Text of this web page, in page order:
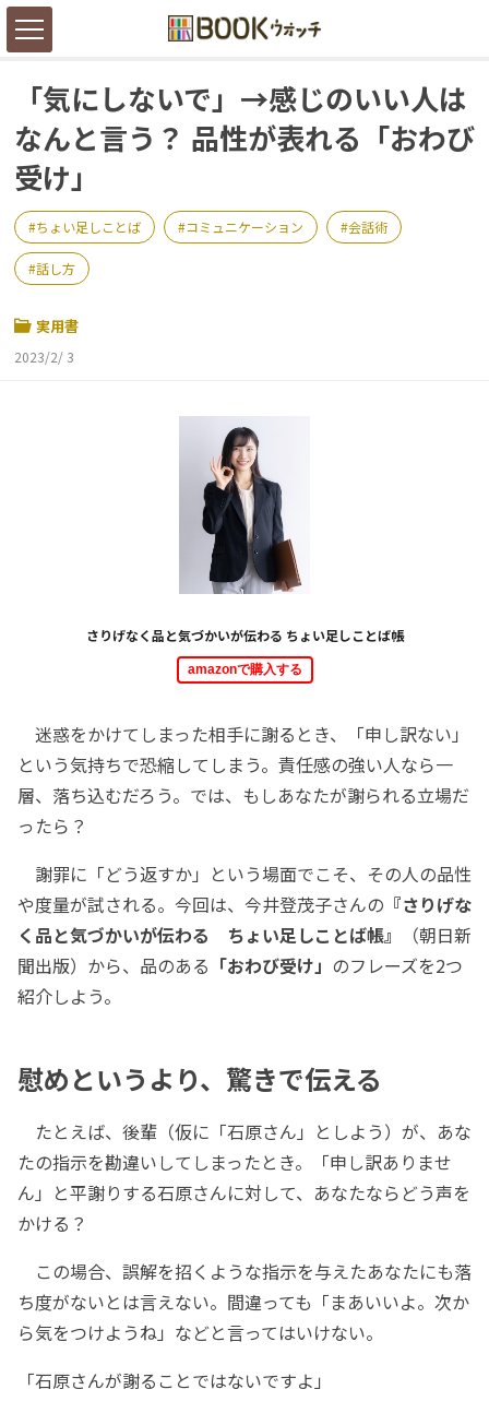
「気にしないで」→感じのいい人は
なんと言う？ 品性が表れる「おわび
受け」
ちょい足しことば コミュニケーション 会話術
話し方
実用書
2023/2/ 3
さりげなく品と気づかいが伝わる ちょい足しことば帳
amazonで購入する
迷惑をかけてしまった相手に謝るとき、「申し訳ない」
という気持ちで恐縮してしまう。責任感の強い人なら一
層、落ち込むだろう。では、もしあなたが謝られる立場だ
ったら？
謝罪に「どう返すか」という場面でこそ、その人の品性
や度量が試される。今回は、今井登茂子さんの 『さりげな
く品と気づかいが伝わる ちょい足しことば帳』
（朝日新
聞出版）から、品のある 「おわび受け」 のフレーズを2つ
紹介しよう。
慰めというより、驚きで伝える
たとえば、後輩（仮に「石原さん」としよう）が、あな
たの指示を勘違いしてしまったとき。「申し訳ありませ
ん」と平謝りする石原さんに対して、あなたならどう声を
かける？
この場合、誤解を招くような指示を与えたあなたにも落
ち度がないとは言えない。間違っても「まあいいよ。次か
ら気をつけようね」などと言ってはいけない。
「石原さんが謝ることではないですよ」